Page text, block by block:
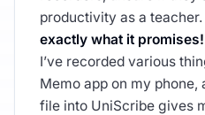
productivity as a teacher.
exactly what it promises!
I’ve recorded various
Memo app on my
file into UniScribe gives